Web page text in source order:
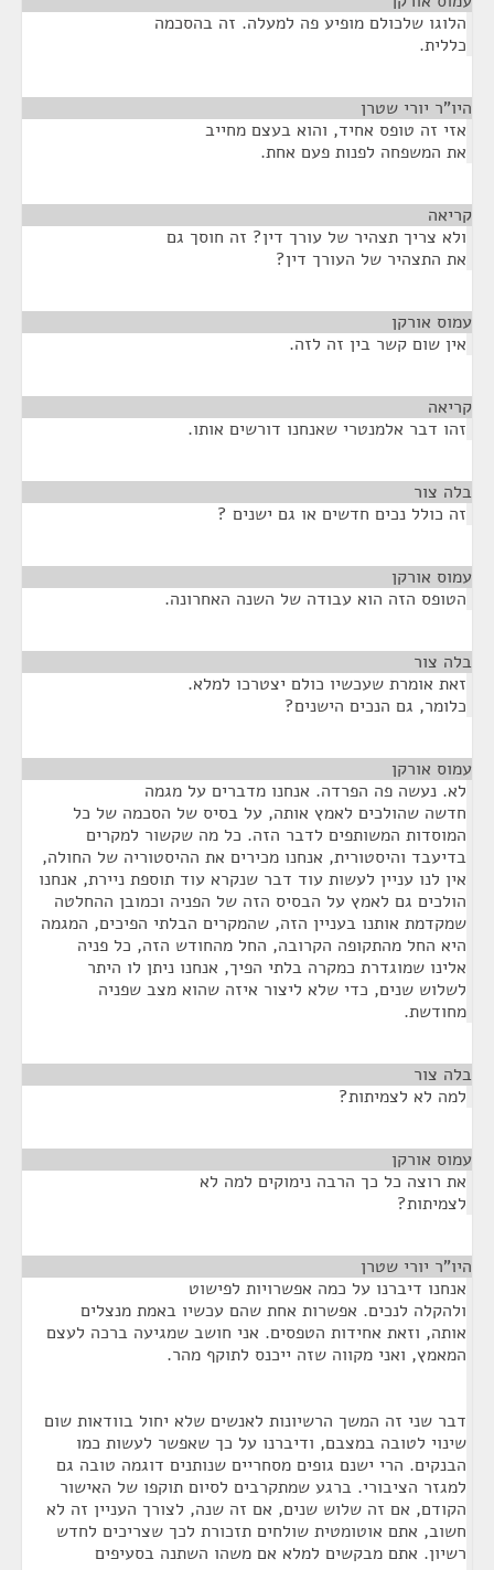
הלוגו שלכולם מופיע פה למעלה. זה בהסכמה
כללית.
היו"ר יורי שטרן
אזי זה טופס אחיד, והוא בעצם מחייב
את המשפחה לפנות פעם אחת.
קריאה
ולא צריך תצהיר של עורך דין? זה חוסך גם
את התצהיר של העורך דין?
עמוס אורקן
אין שום קשר בין זה לזה.
קריאה
זהו דבר אלמנטרי שאנחנו דורשים אותו.
בלה צור
זה כולל נכים חדשים או גם ישנים ?
עמוס אורקן
הטופס הזה הוא עבודה של השנה האחרונה.
בלה צור
זאת אומרת שעכשיו כולם יצטרכו למלא.
כלומר, גם הנכים הישנים?
עמוס אורקן
לא. נעשה פה הפרדה. אנחנו מדברים על מגמה
חדשה שהולכים לאמץ אותה, על בסיס של הסכמה של כל
המוסדות המשותפים לדבר הזה. כל מה שקשור למקרים
בדיעבד והיסטורית, אנחנו מכירים את ההיסטוריה של החולה,
אין לנו עניין לעשות עוד דבר שנקרא עוד תוספת ניירת, אנחנו
הולכים גם לאמץ על הבסיס הזה של הפניה וכמובן ההחלטה
שמקדמת אותנו בעניין הזה, שהמקרים הבלתי הפיכים, המגמה
היא החל מהתקופה הקרובה, החל מהחודש הזה, כל פניה
אלינו שמוגדרת כמקרה בלתי הפיך, אנחנו ניתן לו היתר
לשלוש שנים, כדי שלא ליצור איזה שהוא מצב שפניה
מחודשת.
בלה צור
למה לא לצמיתות?
עמוס אורקן
את רוצה כל כך הרבה נימוקים למה לא
לצמיתות?
היו"ר יורי שטרן
אנחנו דיברנו על כמה אפשרויות לפישוט
ולהקלה לנכים. אפשרות אחת שהם עכשיו באמת מנצלים
אותה, וזאת אחידות הטפסים. אני חושב שמגיעה ברכה לעצם
המאמץ, ואני מקווה שזה ייכנס לתוקף מהר.
דבר שני זה המשך הרשיונות לאנשים שלא יחול בוודאות שום
שינוי לטובה במצבם, ודיברנו על כך שאפשר לעשות כמו
הבנקים. הרי ישנם גופים מסחריים שנותנים דוגמה טובה גם
למגזר הציבורי. ברגע שמתקרבים לסיום תוקפו של האישור
הקודם, אם זה שלוש שנים, אם זה שנה, לצורך העניין זה לא
חשוב, אתם אוטומטית שולחים תזכורת לכך שצריכים לחדש
רשיון. אתם מבקשים למלא אם משהו השתנה בסעיפים